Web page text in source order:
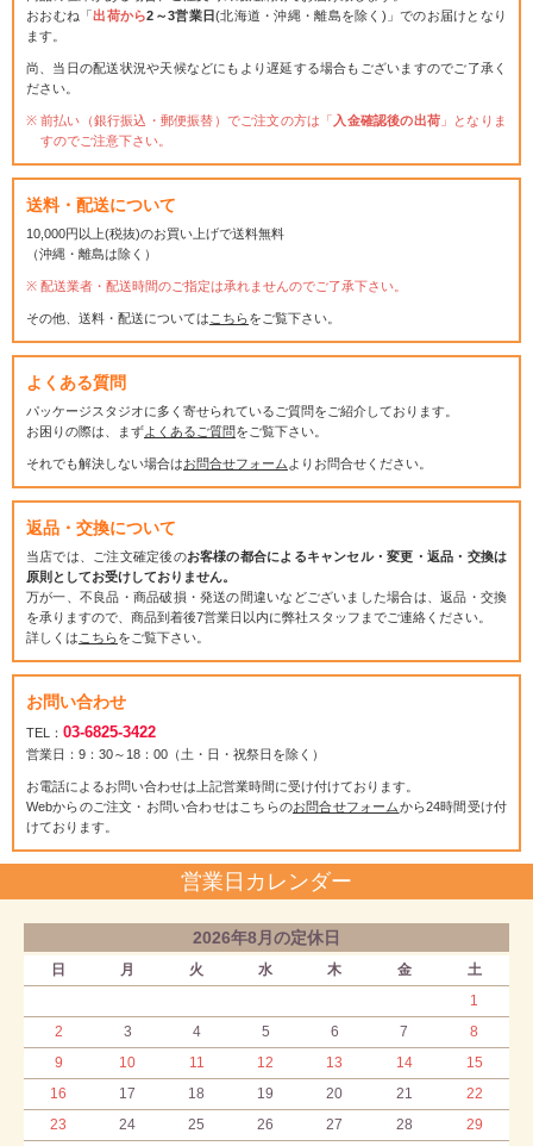
おおむね「出荷から2～3営業日(北海道・沖縄・離島を除く)」でのお届けとなり
ます。
尚、当日の配送状況や天候などにもより遅延する場合もございますのでご了承く
ださい。
前払い（銀行振込・郵便振替）でご注文の方は「 入金確認後の出荷 」となりま
すのでご注意下さい。
送料・配送について
10,000円以上(税抜)のお買い上げで送料無料
（沖縄・離島は除く）
配送業者・配送時間のご指定は承れませんのでご了承下さい。
その他、送料・配送については こちらをご覧下さい。
よくある質問
パッケージスタジオに多く寄せられているご質問をご紹介しております。
お困りの際は、まずよくあるご質問をご覧下さい。
それでも解決しない場合はお問合せフォーム よりお問合せください。
返品・交換について
当店では、ご注文確定後のお客様の都合によるキャンセル・変更・返品・交換は
原則としてお受けしておりません。
万が一、不良品・商品破損・発送の間違いなどございました場合は、返品・交換
を承りますので、商品到着後7営業日以内に弊社スタッフまでご連絡ください。
詳しくは こちらをご覧下さい。
お問い合わせ
TEL： 03-6825-3422
営業日：9：30～18：00（土・日・祝祭日を除く）
お電話によるお問い合わせは上記営業時間に受け付けております。
Webからのご注文・お問い合わせはこちらのお問合せフォームから24時間受け付
けております。
営業日カレンダー
2026年8月の定休日
日 月 火 水 木 金
土
1
2
3 4 5 6 7
8
9
10 11 12 13 14
15
16
17 18 19 20 21
22
23
24 25 26 27 28
29